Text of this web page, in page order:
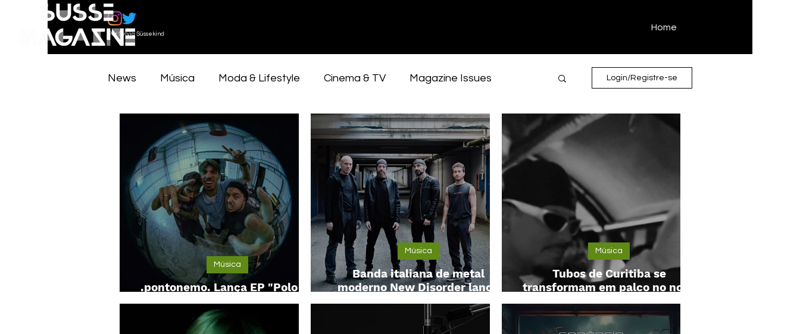
Por Sylvia Süssekind
Home
News Música Moda & Lifestyle Cinema & TV Magazine Issues
Entrevistas Opinião
Login/Registre-se
.pontonemo. Lança EP "Polo de
Inacessibilidade do Pacífico"
Música
Banda italiana de metal
moderno New Disorder lança
novo single “Static”
Música
Tubos de Curitiba se
transformam em palco no novo
clipe da Favourite Dealer
Música